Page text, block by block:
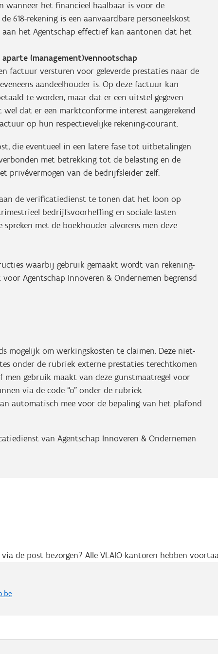
het financieel haalbaar is voor de
618-rekening is een aanvaardbare personeelskost
het Agentschap effectief kan aantonen dat het
(management)vennootschap
factuur versturen voor geleverde prestaties naar de
aandeelhouder is. Op deze factuur kan
te worden, maar dat er een uitstel gegeven
dat er een marktconforme interest aangerekend
op hun respectievelijke rekening-courant.
die eventueel in een latere fase tot uitbetalingen
met betrekking tot de belasting en de
privévermogen van de bedrijfsleider zelf.
de verificatiedienst te tonen dat het loon op
bedrijfsvoorheffing en sociale lasten
met de boekhouder alvorens men deze
waarbij gebruik gemaakt wordt van rekening-
Agentschap Innoveren & Ondernemen begrensd
mogelijk om werkingskosten te claimen. Deze niet-
onder de rubriek externe prestaties terechtkomen
gebruik maakt van deze gunstmaatregel voor
via de code “o” onder de rubriek
automatisch mee voor de bepaling van het plafond
van Agentschap Innoveren & Ondernemen
via de post bezorgen? Alle VLAIO-kantoren hebben